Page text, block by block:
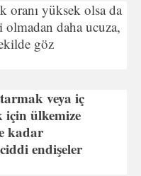
oranı yüksek olsa da
daha ucuza,
göz
veya iç
için ülkemize
kadar
endişeler